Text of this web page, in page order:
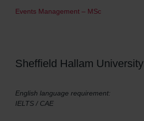
Events Management – MSc
Sheffield Hallam University
English language requirement:
IELTS / CAE